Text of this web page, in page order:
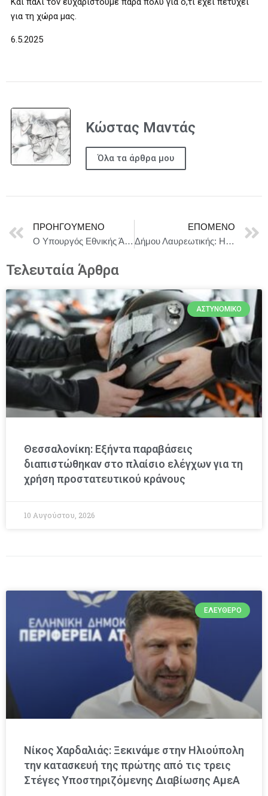
για τη χώρα μας.
6.5.2025
Κώστας Μαντάς
Όλα τα άρθρα μου
ΠΡΟΗΓΟΎΜΕΝΟ
Ο Υπουργός Εθνικής Άμυνας Νίκος Δένδιας εγκαινίασε τη Διεθνή Έκθεση DEFEA 2025
ΕΠΌΜΕΝΟ
Δήμου Λαυρεωτικής: Η ανάπλαση του ιστορικού κέντρου του Λαυρίου αναδεικνύει την πολιτιστική κληρονομιά με καινοτόμο σχεδιασμό
Τελευταία Άρθρα
ΑΣΤΥΝΟΜΙΚΌ
Θεσσαλονίκη: Εξήντα παραβάσεις
διαπιστώθηκαν στο πλαίσιο ελέγχων για τη
χρήση προστατευτικού κράνους
10 Αυγούστου, 2026
ΕΛΕΎΘΕΡΟ
Νίκος Χαρδαλιάς: Ξεκινάμε στην Ηλιούπολη
την κατασκευή της πρώτης από τις τρεις
Στέγες Υποστηριζόμενης Διαβίωσης ΑμεΑ